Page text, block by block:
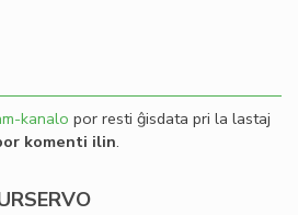
kanalo por resti ĝisdata pri la lastaj
komenti ilin.